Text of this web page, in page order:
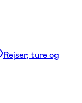
Rejser, ture og